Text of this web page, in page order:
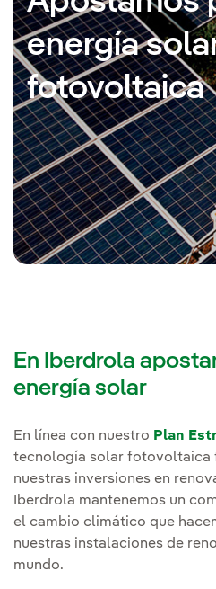
energía
fotovoltaica
En Iberdrola
energía solar
En línea con nuestro Plan
tecnología solar fotovoltaica
nuestras inversiones en
Iberdrola mantenemos un
el cambio climático que
nuestras instalaciones de
mundo.